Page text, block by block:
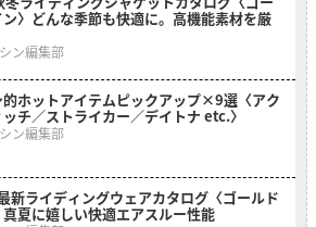
〉どんな季節も快適に。高機能素材を厳
ン編集部
ホットアイテムピックアップ×9選〈アク
チ／ストライカー／デイトナ etc.〉
ン編集部
新ライディングウェアカタログ〈ゴールド
夏に嬉しい快適エアスルー性能